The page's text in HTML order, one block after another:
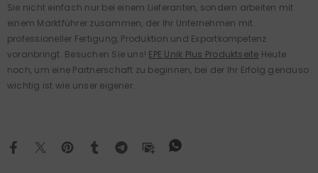
Sie nicht einfach nur bei einem Lieferanten, sondern arbeiten mit
einem Marktführer zusammen, der Ihr Unternehmen mit
professioneller Fertigung, Produktion und Exportkompetenz
voranbringt. Besuchen Sie uns! EPE Unik Plus Produktseite Heute
noch, um eine Partnerschaft zu beginnen, bei der Ihr Erfolg genauso
wichtig ist wie unser eigener.